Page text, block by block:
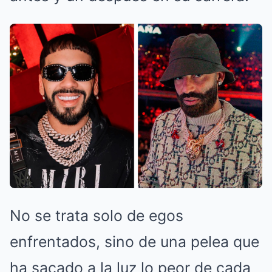
No se trata solo de egos
enfrentados, sino de una pelea que
ha sacado a la luz lo peor de cada